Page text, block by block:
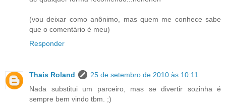
(vou deixar como anônimo, mas quem me conhece sabe
que o comentário é meu)
Responder
Thais Roland
25 de setembro de 2010 às 10:11
Nada substitui um parceiro, mas se divertir sozinha é
sempre bem vindo tbm. ;)